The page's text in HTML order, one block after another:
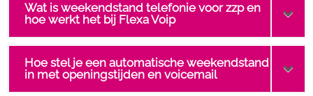
Wat is weekendstand telefonie voor zzp en
hoe werkt het bij Flexa Voip
Hoe stel je een automatische weekendstand
in met openingstijden en voicemail